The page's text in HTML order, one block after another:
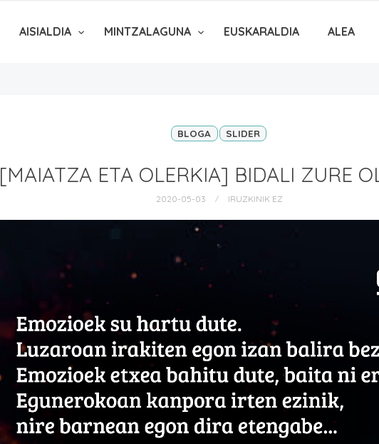
AISIALDIA MINTZALAGUNA EUSKARALDIA ALEA
BLOGA SLIDER
[MAIATZA ETA OLERKIA] BIDALI ZURE
2020-05-03 IRUZKINIK EZ